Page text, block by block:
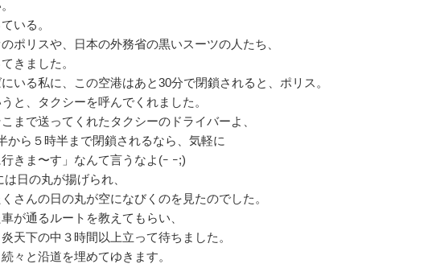
いる。
ポリスや、日本の外務省の黒いスーツの人たち、
きました。
いる私に、この空港はあと30分で閉鎖されると、ポリス。
と、タクシーを呼んでくれました。
まで送ってくれたタクシーのドライバーよ、
から５時半まで閉鎖されるなら、気軽に
行きま〜す」なんて言うなよ(ｰ ｰ;)
日の丸が揚げられ、
さんの日の丸が空になびくのを見たのでした。
が通るルートを教えてもらい、
天下の中３時間以上立って待ちました。
々と沿道を埋めてゆきます。